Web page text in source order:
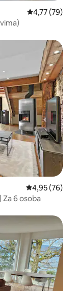
Prosječna
4,77 (79)
Prosječna
4,95 (76)
Za 6 osoba